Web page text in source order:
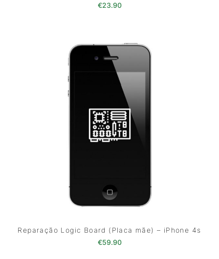
€23.90
Reparação Logic Board (Placa mãe) – iPhone 4s
€59.90